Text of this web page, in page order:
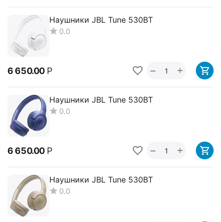
Наушники JBL Tune 530BT
0.0
6 650.00 Р +
−
Наушники JBL Tune 530BT
0.0
6 650.00 Р +
−
Наушники JBL Tune 530BT
0.0